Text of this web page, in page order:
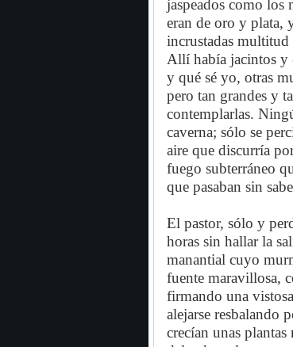
jaspeados como los
eran de oro y plata,
incrustadas multitud
Allí había jacintos y
y qué sé yo, otras
pero tan grandes y
contemplarlas.
caverna; sólo se
aire que discurría
fuego subterráneo
que pasaban sin
El pastor, sólo y
horas sin hallar la
manantial cuyo
fuente maravillosa,
firmando una
alejarse resbalando
crecían unas plantas